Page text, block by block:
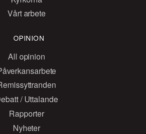
Vårt arbete
OPINION
All opinion
/ Uttalande
Rapporter
Nyheter